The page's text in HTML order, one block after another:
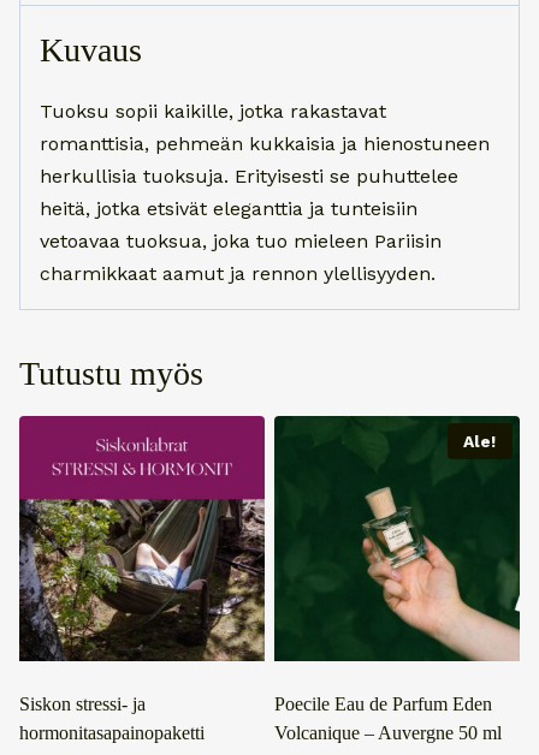
Kuvaus
Tuoksu sopii kaikille, jotka rakastavat
romanttisia, pehmeän kukkaisia ja hienostuneen
herkullisia tuoksuja. Erityisesti se puhuttelee
heitä, jotka etsivät eleganttia ja tunteisiin
vetoavaa tuoksua, joka tuo mieleen Pariisin
charmikkaat aamut ja rennon ylellisyyden.
Tutustu myös
Siskon stressi- ja
hormonitasapainopaketti
Ale!
Poecile Eau de Parfum Eden
Volcanique – Auvergne 50 ml